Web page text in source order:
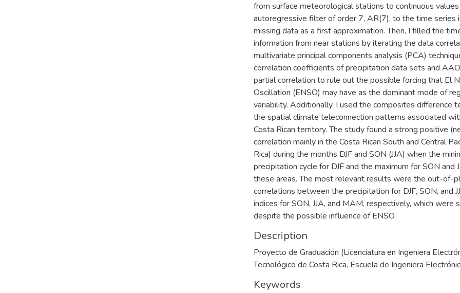
from surface meteorological stations to continuous
autoregressive filter of order 7, AR(7), to the time series
missing data as a first approximation. Then, I filled the
information from near stations by iterating the data
multivariate principal components analysis (PCA)
correlation coefficients of precipitation data sets and
partial correlation to rule out the possible forcing that El
Oscillation (ENSO) may have as the dominant mode of
variability. Additionally, I used the composites difference
the spatial climate teleconnection patterns associated
Costa Rican territory. The study found a strong positive
correlation mainly in the Costa Rican South and Central
Rica) during the months DJF and SON (JJA) when the
precipitation cycle for DJF and the maximum for SON and
these areas. The most relevant results were the out-of-
correlations between the precipitation for DJF, SON, and
indices for SON, JJA, and MAM, respectively, which were
despite the possible influence of ENSO.
Description
Proyecto de Graduación (Licenciatura en Ingeniera
Tecnológico de Costa Rica, Escuela de Ingeniera
Keywords